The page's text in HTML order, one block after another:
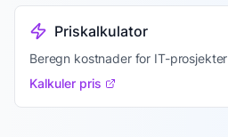
Priskalkulator
Beregn kostnader for IT-prosjekter
Kalkuler pris